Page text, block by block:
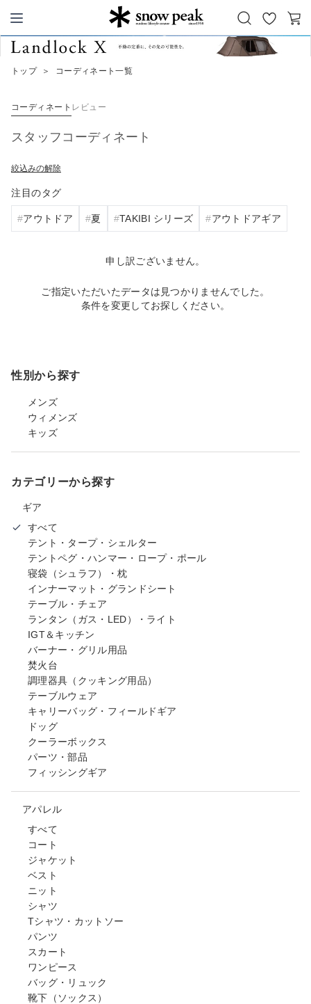
Snow Peak
お
気
カ
トップ ＞ コーディネート一覧
コーディネート レビュー
スタッフコーディネート
絞込みの解除
注目のタグ
アウトドア 夏 TAKIBI シリーズ アウトドアギア
申し訳ございません。
ご指定いただいたデータは見つかりませんでした。
条件を変更してお探しください。
性別から探す
メンズ
ウィメンズ
キッズ
カテゴリーから探す
ギア
すべて
テント・タープ・シェルター
テントペグ・ハンマー・ロープ・ポール
寝袋（シュラフ）・枕
インナーマット・グランドシート
テーブル・チェア
ランタン（ガス・LED）・ライト
IGT＆キッチン
バーナー・グリル用品
焚火台
調理器具（クッキング用品）
テーブルウェア
キャリーバッグ・フィールドギア
ドッグ
クーラーボックス
パーツ・部品
フィッシングギア
アパレル
すべて
コート
ジャケット
ベスト
ニット
シャツ
Tシャツ・カットソー
パンツ
スカート
ワンピース
バッグ・リュック
靴下（ソックス）